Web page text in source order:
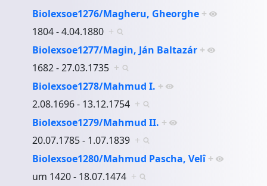
Biolexsoe1276/Magheru, Gheorghe +
1804 - 4.04.1880 +
Biolexsoe1277/Magin, Ján Baltazár +
1682 - 27.03.1735 +
Biolexsoe1278/Mahmud I. +
2.08.1696 - 13.12.1754 +
Biolexsoe1279/Mahmud II. +
20.07.1785 - 1.07.1839 +
Biolexsoe1280/Mahmud Pascha, Velî +
um 1420 - 18.07.1474 +